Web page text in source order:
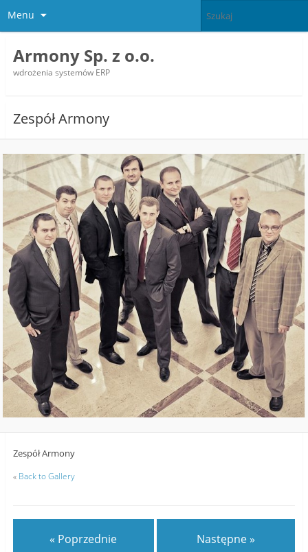
Menu
Armony Sp. z o.o.
wdrożenia systemów ERP
Zespół Armony
Zespół Armony
« Back to Gallery
« Poprzednie Następne »